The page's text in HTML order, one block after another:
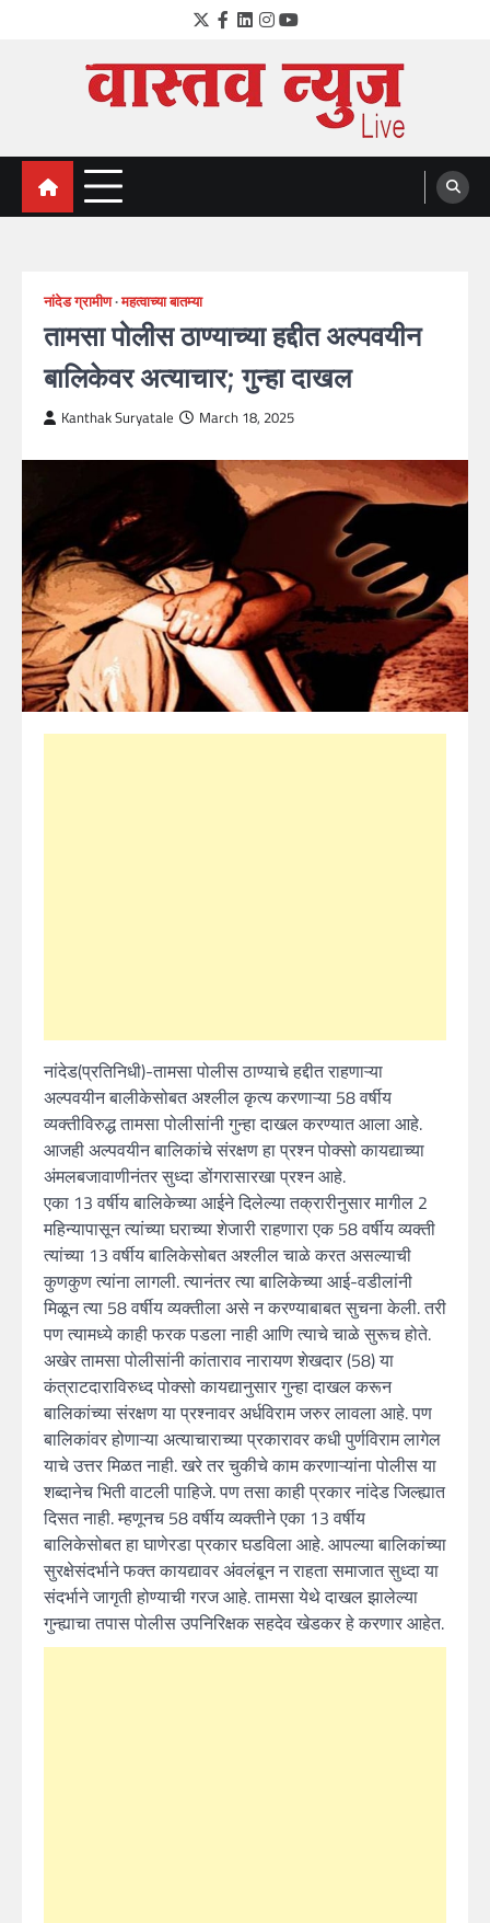
Twitter
Facebook
LinkedIn
Instagram
YouTube
VastavNEWSLive.com
a leading NEWS portal of Maharahstra
नांदेड ग्रामीण महत्वाच्या बातम्या
तामसा पोलीस ठाण्याच्या हद्दीत अल्पवयीन
बालिकेवर अत्याचार; गुन्हा दाखल
Kanthak Suryatale March 18, 2025
नांदेड(प्रतिनिधी)-तामसा पोलीस ठाण्याचे हद्दीत राहणाऱ्या
अल्पवयीन बालीकेसोबत अश्लील कृत्य करणाऱ्या 58 वर्षीय
व्यक्तीविरुद्ध तामसा पोलीसांनी गुन्हा दाखल करण्यात आला आहे.
आजही अल्पवयीन बालिकांचे संरक्षण हा प्रश्न पोक्सो कायद्याच्या
अंमलबजावाणीनंतर सुध्दा डोंगरासारखा प्रश्न आहे.
एका 13 वर्षीय बालिकेच्या आईने दिलेल्या तक्रारीनुसार मागील 2
महिन्यापासून त्यांच्या घराच्या शेजारी राहणारा एक 58 वर्षीय व्यक्ती
त्यांच्या 13 वर्षीय बालिकेसोबत अश्लील चाळे करत असल्याची
कुणकुण त्यांना लागली. त्यानंतर त्या बालिकेच्या आई-वडीलांनी
मिळून त्या 58 वर्षीय व्यक्तीला असे न करण्याबाबत सुचना केली. तरी
पण त्यामध्ये काही फरक पडला नाही आणि त्याचे चाळे सुरूच होते.
अखेर तामसा पोलीसांनी कांताराव नारायण शेखदार (58) या
कंत्राटदाराविरुध्द पोक्सो कायद्यानुसार गुन्हा दाखल करून
बालिकांच्या संरक्षण या प्रश्नावर अर्धविराम जरुर लावला आहे. पण
बालिकांवर होणाऱ्या अत्याचाराच्या प्रकारावर कधी पुर्णविराम लागेल
याचे उत्तर मिळत नाही. खरे तर चुकीचे काम करणाऱ्यांना पोलीस या
शब्दानेच भिती वाटली पाहिजे. पण तसा काही प्रकार नांदेड जिल्ह्यात
दिसत नाही. म्हणूनच 58 वर्षीय व्यक्तीने एका 13 वर्षीय
बालिकेसोबत हा घाणेरडा प्रकार घडविला आहे. आपल्या बालिकांच्या
सुरक्षेसंदर्भाने फक्त कायद्यावर अंवलंबून न राहता समाजात सुध्दा या
संदर्भाने जागृती होण्याची गरज आहे. तामसा येथे दाखल झालेल्या
गुन्ह्याचा तपास पोलीस उपनिरिक्षक सहदेव खेडकर हे करणार आहेत.